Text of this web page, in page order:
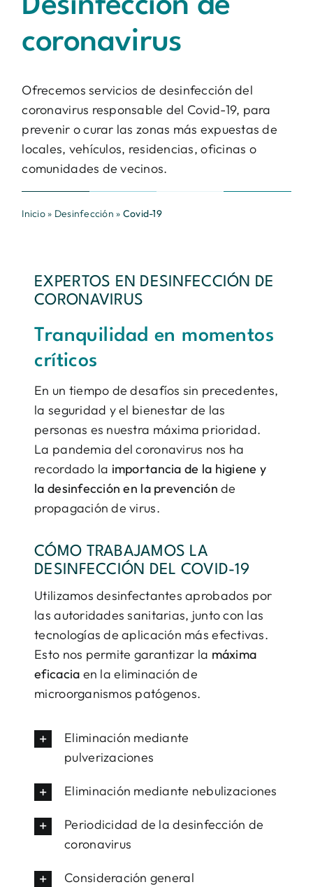
Contacto
BUSCAR:
coronavirus
Ofrecemos servicios de desinfección del
coronavirus responsable del Covid-19, para
prevenir o curar las zonas más expuestas de
locales, vehículos, residencias, oficinas o
comunidades de vecinos.
Inicio» Desinfección » Covid-19
EXPERTOS EN DESINFECCIÓN DE
CORONAVIRUS
Tranquilidad en momentos
críticos
En un tiempo de desafíos sin precedentes,
la seguridad y el bienestar de las
personas es nuestra máxima prioridad.
La pandemia del coronavirus nos ha
recordado la importancia de la higiene y
la desinfección en la prevención de
propagación de virus.
CÓMO TRABAJAMOS LA
DESINFECCIÓN DEL COVID-19
Utilizamos desinfectantes aprobados por
las autoridades sanitarias, junto con las
tecnologías de aplicación más efectivas.
Esto nos permite garantizar la máxima
eficacia en la eliminación de
microorganismos patógenos.
Eliminación mediante
pulverizaciones
Eliminación mediante nebulizaciones
Periodicidad de la desinfección de
coronavirus
Consideración general